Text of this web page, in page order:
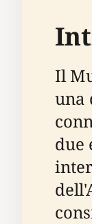
Il
una
due